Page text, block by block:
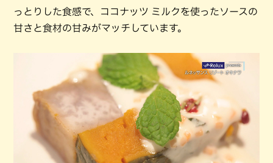
っとりした食感で、ココナッツ ミルクを使ったソースの
甘さと食材の甘みがマッチしています。